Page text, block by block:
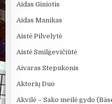
Aidas Giniotis
Aidas Manikas
Aistė Pilvelytė
Aistė Smilgevičiūtė
Aivaras Stepukonis
Aktorių Duo
Akvilė – Sako meilė gydo